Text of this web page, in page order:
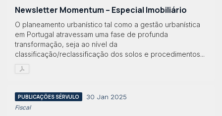
Newsletter Momentum – Especial Imobiliário
O planeamento urbanístico tal como a gestão urbanística
em Portugal atravessam uma fase de profunda
transformação, seja ao nível da
classificação/reclassificação dos solos e procedimentos...
PUBLICAÇÕES SÉRVULO 30 Jan 2025
Fiscal